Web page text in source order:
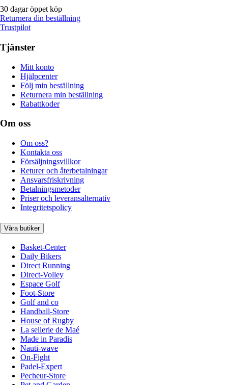
30 dagar öppet köp
Returnera din beställning
Trustpilot
Tjänster
Mitt konto
Hjälpcenter
Följ min beställning
Returnera min beställning
Rabattkoder
Om oss
Om oss?
Kontakta oss
Försäljningsvillkor
Returer och återbetalningar
Ansvarsfriskrivning
Betalningsmetoder
Priser och leveransalternativ
Integritetspolicy
Våra butiker
Basket-Center
Daily Bikers
Direct Running
Direct-Volley
Espace Golf
Foot-Store
Golf and co
Handball-Store
House of Rugby
La sellerie de Maé
Made in Paradis
Nauti-wave
On-Fight
Padel-Expert
Pecheur-Store